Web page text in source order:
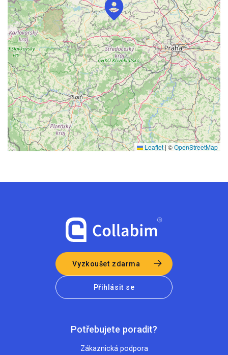
Leaflet | ©OpenStreetMap
Vyzkoušet zdarma
Přihlásit se
Potřebujete poradit?
Zákaznická podpora